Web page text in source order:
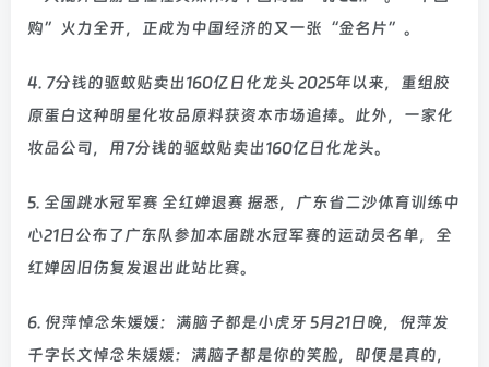
购”火力全开，正成为中国经济的又一张“金名片”。
4. 7分钱的驱蚊贴卖出160亿日化龙头 2025年以来，重组胶
原蛋白这种明星化妆品原料获资本市场追捧。此外，一家化
妆品公司，用7分钱的驱蚊贴卖出160亿日化龙头。
5. 全国跳水冠军赛 全红婵退赛 据悉，广东省二沙体育训练中
心21日公布了广东队参加本届跳水冠军赛的运动员名单，全
红婵因旧伤复发退出此站比赛。
6. 倪萍悼念朱媛媛：满脑子都是小虎牙 5月21日晚，倪萍发
千字长文悼念朱媛媛：满脑子都是你的笑脸，即便是真的，